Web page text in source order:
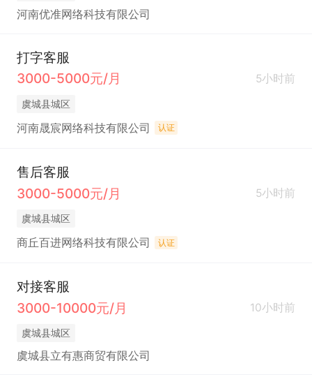
河南优准网络科技有限公司
打字客服
3000-5000元/月
5小时前
虞城县城区
河南晟宸网络科技有限公司 认证
售后客服
3000-5000元/月
5小时前
虞城县城区
商丘百进网络科技有限公司 认证
对接客服
3000-10000元/月
10小时前
虞城县城区
虞城县立有惠商贸有限公司